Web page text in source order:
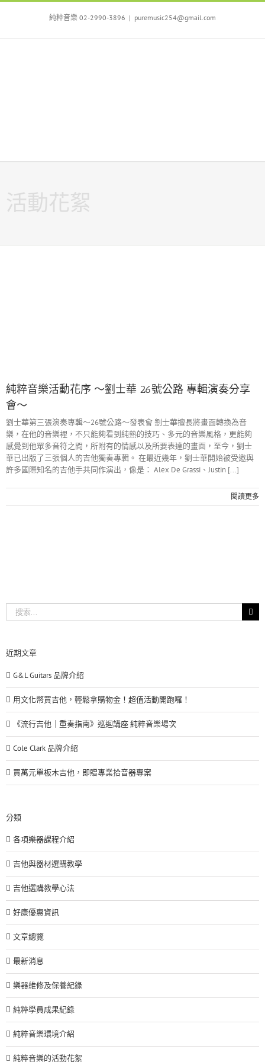
Skip
純粹音樂 02-2990-3896 | puremusic254@gmail.com
活動花絮
純粹音樂活動花序 ～劉士華 26號公路 專輯演奏分享
會～
劉士華第三張演奏專輯～26號公路～發表會 劉士華擅長將畫面轉換為音
樂，在他的音樂裡，不只能夠看到純熟的技巧、多元的音樂風格，更能夠
感覺到他眾多音符之間，所附有的情感以及所要表達的畫面，至今，劉士
華已出版了三張個人的吉他獨奏專輯。 在最近幾年，劉士華開始被受邀與
許多國際知名的吉他手共同作演出，像是： Alex De Grassi、Justin [...]
閱讀更多
索
近期文章
G&L Guitars 品牌介紹
用文化幣買吉他，輕鬆拿購物金！超值活動開跑囉！
《流行吉他｜重奏指南》巡迴講座 純粹音樂場次
Cole Clark 品牌介紹
買萬元單板木吉他，即贈專業拾音器專案
分類
各項樂器課程介紹
吉他與器材選購教學
吉他選購教學心法
好康優惠資訊
文章總覽
最新消息
樂器維修及保養紀錄
純粹學員成果紀錄
純粹音樂環境介紹
純粹音樂的活動花絮